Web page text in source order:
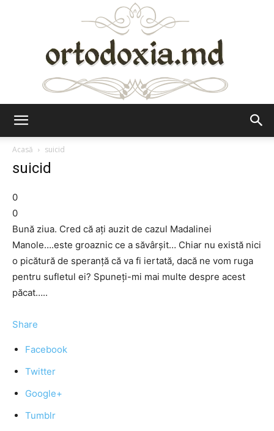
Acasă
suicid
suicid
0
0
Bună ziua. Cred că ați auzit de cazul Madalinei
Manole….este groaznic ce a săvârșit… Chiar nu există nici
o picătură de speranță că va fi iertată, dacă ne vom ruga
pentru sufletul ei? Spuneți-mi mai multe despre acest
păcat…..
Share
Facebook
Twitter
Google+
Tumblr